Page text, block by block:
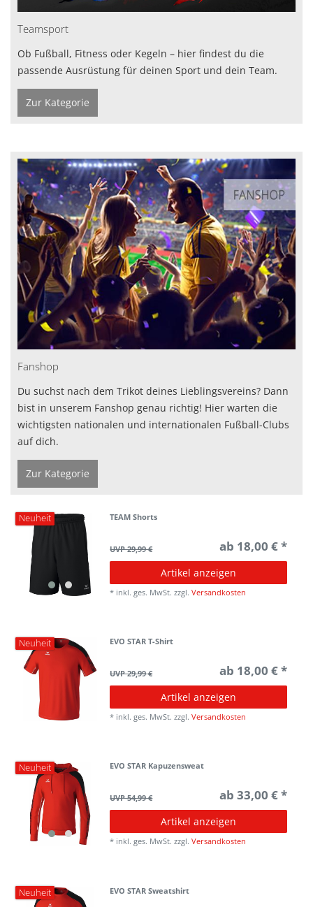
Teamsport
Ob Fußball, Fitness oder Kegeln – hier findest du die
passende Ausrüstung für deinen Sport und dein Team.
Zur Kategorie
Fanshop
Du suchst nach dem Trikot deines Lieblingsvereins? Dann
bist in unserem Fanshop genau richtig! Hier warten die
wichtigsten nationalen und internationalen Fußball-Clubs
auf dich.
Zur Kategorie
Neuheit TEAM Shorts
UVP 29,99 € ab 18,00 € *
Artikel anzeigen
* inkl. ges. MwSt. zzgl.Versandkosten
Neuheit EVO STAR T-Shirt
UVP 29,99 € ab 18,00 € *
Artikel anzeigen
* inkl. ges. MwSt. zzgl.Versandkosten
Neuheit EVO STAR Kapuzensweat
UVP 54,99 € ab 33,00 € *
Artikel anzeigen
* inkl. ges. MwSt. zzgl.Versandkosten
Neuheit EVO STAR Sweatshirt